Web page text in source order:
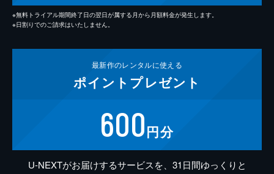
※無料トライアル期間終了日の翌日が属する月から月額料金が発生します。
※日割りでのご請求はいたしません。
最新作のレンタルに使える
ポイント プレゼント
600円分
U-NEXTがお届けするサービスを、31日間ゆっくりと